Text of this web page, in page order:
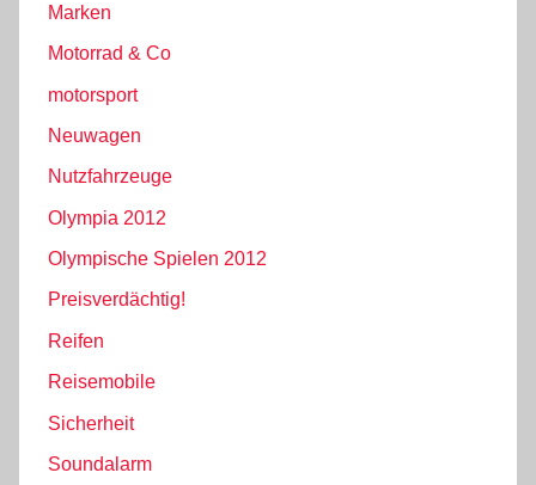
Marken
Motorrad & Co
motorsport
Neuwagen
Nutzfahrzeuge
Olympia 2012
Olympische Spielen 2012
Preisverdächtig!
Reifen
Reisemobile
Sicherheit
Soundalarm